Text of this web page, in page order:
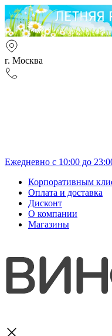
г. Москва
Ежедневно с 10:00 до
Корпоративным
Оплата и доставка
Дисконт
О компании
Магазины